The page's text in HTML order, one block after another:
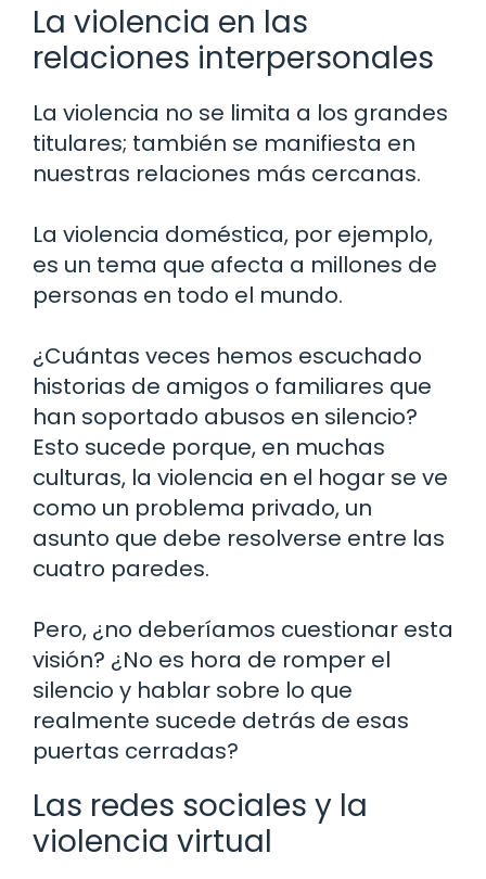
La violencia en las
relaciones interpersonales
La violencia no se limita a los grandes
titulares; también se manifiesta en
nuestras relaciones más cercanas.
La violencia doméstica, por ejemplo,
es un tema que afecta a millones de
personas en todo el mundo.
¿Cuántas veces hemos escuchado
historias de amigos o familiares que
han soportado abusos en silencio?
Esto sucede porque, en muchas
culturas, la violencia en el hogar se ve
como un problema privado, un
asunto que debe resolverse entre las
cuatro paredes.
Pero, ¿no deberíamos cuestionar esta
visión? ¿No es hora de romper el
silencio y hablar sobre lo que
realmente sucede detrás de esas
puertas cerradas?
Las redes sociales y la
violencia virtual